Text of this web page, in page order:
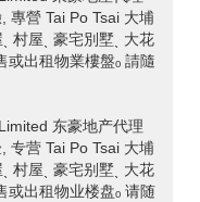
專營 Tai Po Tsai 大埔
村屋ˎ 豪宅別墅ˎ 大花
或出租物業樓盤ₒ 請隨
东豪地产代理
专营 Tai Po Tsai 大埔
村屋ˎ 豪宅别墅ˎ 大花
或出租物业楼盘ₒ 请随